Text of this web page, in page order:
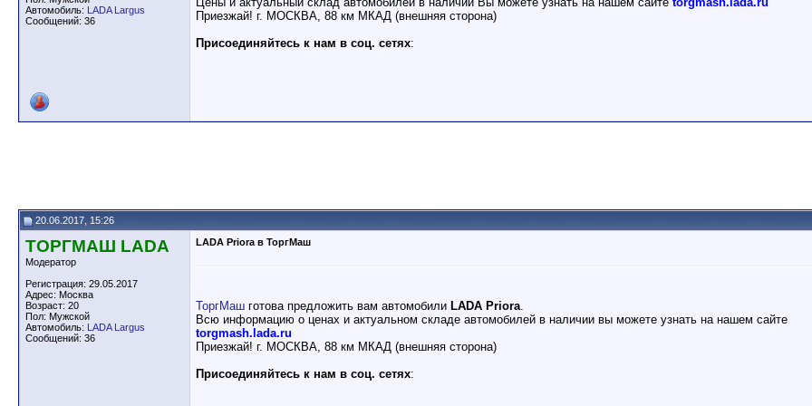
Автомобиль: LADA Largus
Сообщений: 36
Приезжай! г. МОСКВА, 88 км МКАД (внешняя сторона)
Присоединяйтесь к нам в соц. сетях:
20.06.2017, 15:26
ТОРГМАШ LADA
Модератор
Регистрация: 29.05.2017
Адрес: Москва
Возраст: 20
Пол: Мужской
Автомобиль: LADA Largus
Сообщений: 36
LADA Priora в ТоргМаш
ТоргМаш готова предложить вам автомобили LADA Priora.
Всю информацию о ценах и актуальном складе автомобилей в наличии вы можете узнать на нашем сайте
torgmash.lada.ru
Приезжай! г. МОСКВА, 88 км МКАД (внешняя сторона)
Присоединяйтесь к нам в соц. сетях: